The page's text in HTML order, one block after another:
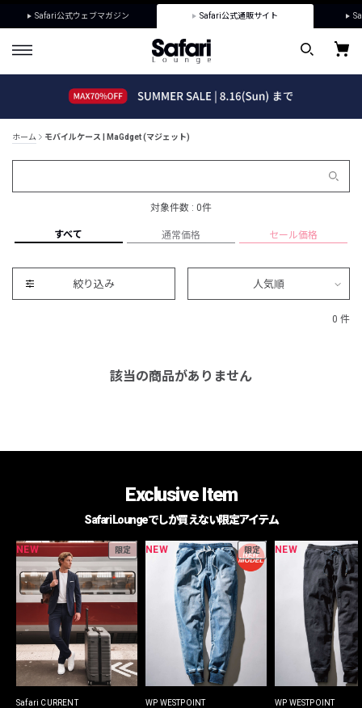
Safari公式ウェブマガジン Safari公式通販サイト
ホーム モバイルケース | MaGdget (マジェット)
対象件数 : 0件
すべて 通常価格 セール価格
絞り込み 人気順
0 件
該当の商品がありません
Exclusive Item
Safari Loungeでしか買えない限定アイテム
NEW 限定
Safari CURRENT
NEW 限定
WP WESTPOINT
NEW
WP WESTPOINT